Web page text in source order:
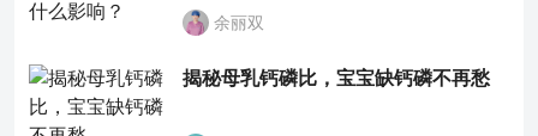
余丽双
揭秘母乳钙磷比，宝宝缺钙磷不再愁